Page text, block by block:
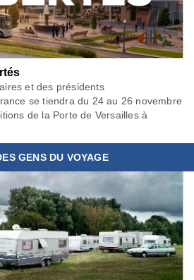
et des présidents
se tiendra du 24 au 26 novembre
de la Porte de Versailles à
GENS DU VOYAGE